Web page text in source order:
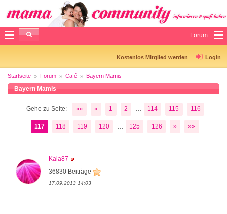
Forum
Kostenlos Mitglied werden Login
Startseite Forum Café Bayern Mamis
Bayern Mamis
Gehe zu Seite: «« « 1 2 114 115 116
117 118 119 120 125 126 » »»
Kala87
36830 Beiträge
17.09.2013 14:03